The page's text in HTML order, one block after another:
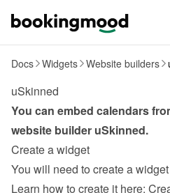
Docs Widgets Website builders
uSkinned
You can embed calendars
website builder uSkinned.
Create a widget
You will need to create a
Learn how to create it here: